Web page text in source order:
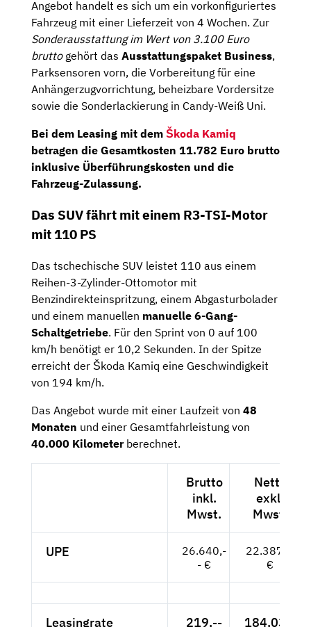
Angebot handelt es sich um ein vorkonfiguriertes
Fahrzeug mit einer Lieferzeit von 4 Wochen. Zur
Sonderausstattung im Wert von 3.100 Euro
bruttogehört das Ausstattungspaket Business,
Parksensoren vorn, die Vorbereitung für eine
Anhängerzugvorrichtung, beheizbare Vordersitze
sowie die Sonderlackierung in Candy-Weiß Uni.
Bei dem Leasing mit dem Škoda Kamiq
betragen die Gesamtkosten 11.782 Euro brutto
inklusive Überführungskosten und die
Fahrzeug-Zulassung.
Das SUV fährt mit einem R3-TSI-Motor
mit 110 PS
Das tschechische SUV leistet 110 aus einem
Reihen-3-Zylinder-Ottomotor mit
Benzindirekteinspritzung, einem Abgasturbolader
und einem manuellen manuelle 6-Gang-
Schaltgetriebe. Für den Sprint von 0 auf 100
km/h benötigt er 10,2 Sekunden. In der Spitze
erreicht der Škoda Kamiq eine Geschwindigkeit
von 194 km/h.
Das Angebot wurde mit einer Laufzeit von 48
Monaten und einer Gesamtfahrleistung von
40.000 Kilometerberechnet.
Brutto
inkl.
Mwst.
Netto
exkl.
Mwst.
UPE
26.640,-
- €
22.387,--
€
Leasingrate 219,-- 184,03 €